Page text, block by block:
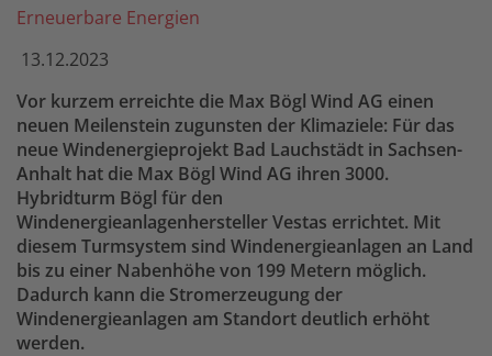
Erneuerbare Energien
13.12.2023
Vor kurzem erreichte die Max Bögl Wind AG einen
neuen Meilenstein zugunsten der Klimaziele: Für das
neue Windenergieprojekt Bad Lauchstädt in Sachsen-
Anhalt hat die Max Bögl Wind AG ihren 3000.
Hybridturm Bögl für den
Windenergieanlagenhersteller Vestas errichtet. Mit
diesem Turmsystem sind Windenergieanlagen an Land
bis zu einer Nabenhöhe von 199 Metern möglich.
Dadurch kann die Stromerzeugung der
Windenergieanlagen am Standort deutlich erhöht
werden.